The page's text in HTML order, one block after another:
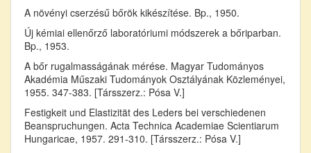
A növényi cserzésű bőrök kikészítése. Bp., 1950.
Új kémiai ellenőrző laboratóriumi módszerek a bőriparban.
Bp., 1953.
A bőr rugalmasságának mérése. Magyar Tudományos
Akadémia Műszaki Tudományok Osztályának Közleményei,
1955. 347-383. [Társszerz.: Pósa V.]
Festigkeit und Elastizität des Leders bei verschiedenen
Beanspruchungen. Acta Technica Academiae Scientiarum
Hungaricae, 1957. 291-310. [Társszerz.: Pósa V.]